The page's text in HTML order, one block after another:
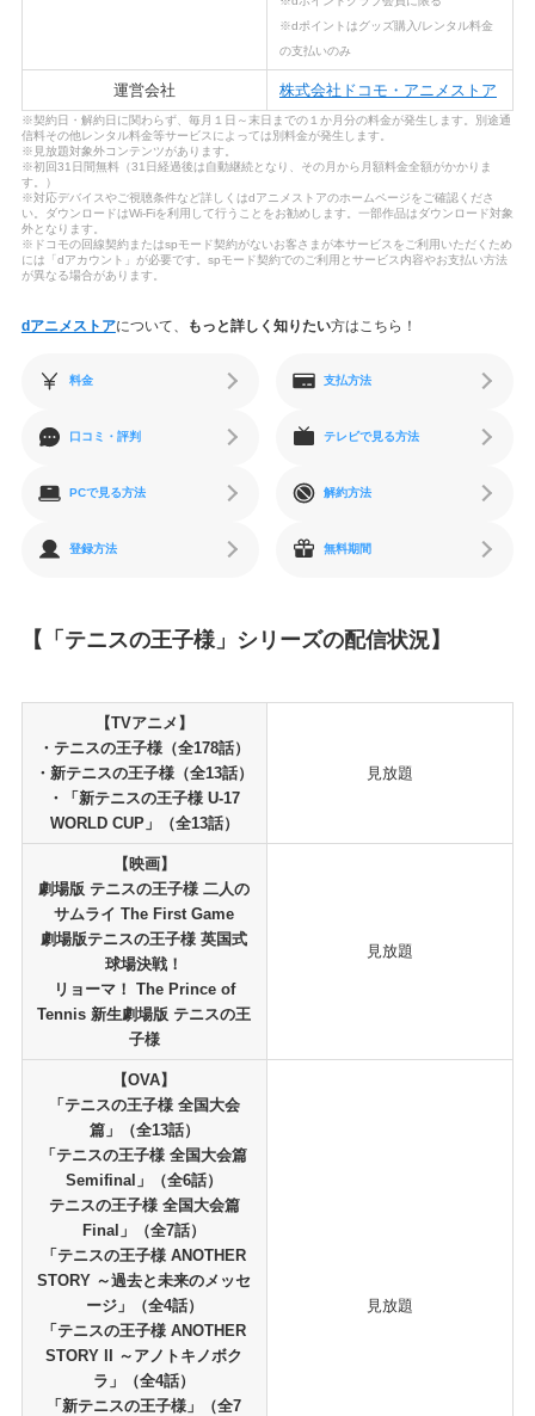
※dポイントはグッズ購入/レンタル料金
の支払いのみ
運営会社 株式会社ドコモ・アニメストア
※契約日・解約日に関わらず、毎月１日～末日までの１か月分の料金が発生します。別途通
信料その他レンタル料金等サービスによっては別料金が発生します。
※見放題対象外コンテンツがあります。
※初回31日間無料（31日経過後は自動継続となり、その月から月額料金全額がかかりま
す。）
※対応デバイスやご視聴条件など詳しくはdアニメストアのホームページをご確認くださ
い。ダウンロードはWi-Fiを利用して行うことをお勧めします。一部作品はダウンロード対象
外となります。
※ドコモの回線契約またはspモード契約がないお客さまが本サービスをご利用いただくため
には「dアカウント」が必要です。spモード契約でのご利用とサービス内容やお支払い方法
が異なる場合があります。
dアニメストアについて、 もっと詳しく知りたい方はこちら！
料金 支払方法
口コミ・評判 テレビで見る方法
PCで見る方法 解約方法
登録方法 無料期間
【「テニスの王子様」シリーズの配信状況】
【TVアニメ】
・テニスの王子様（全178話）
・新テニスの王子様（全13話）
・「新テニスの王子様 U-17
WORLD CUP」（全13話）
見放題
【映画】
劇場版 テニスの王子様 二人の
サムライ The First Game
劇場版テニスの王子様 英国式
球場決戦！
リョーマ！ The Prince of
Tennis 新生劇場版 テニスの王
子様
見放題
【OVA】
「テニスの王子様 全国大会
篇」（全13話）
「テニスの王子様 全国大会篇
Semifinal」（全6話）
テニスの王子様 全国大会篇
Final」（全7話）
「テニスの王子様 ANOTHER
STORY ～過去と未来のメッセ
ージ」（全4話）
「テニスの王子様 ANOTHER
STORY II ～アノトキノボク
ラ」（全4話）
「新テニスの王子様」（全7
見放題